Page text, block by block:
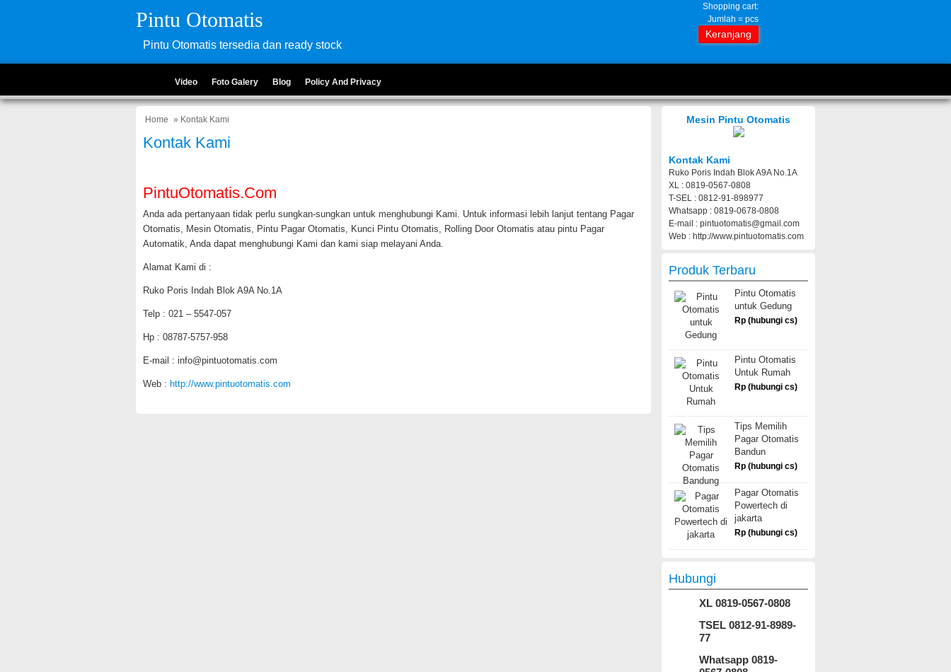
Pintu Otomatis
Pintu Otomatis tersedia dan ready stock
Shopping cart:
Jumlah = pcs
Keranjang
Video Foto Galery Blog Policy And Privacy
Home » Kontak Kami
Kontak Kami
PintuOtomatis.com
Anda ada pertanyaan tidak perlu sungkan-sungkan untuk menghubungi Kami. Untuk informasi lebih lanjut tentang Pagar
Otomatis, Mesin Otomatis, Pintu Pagar Otomatis, Kunci Pintu Otomatis, Rolling Door Otomatis atau pintu Pagar
Automatik, Anda dapat menghubungi Kami dan kami siap melayani Anda.
Alamat Kami di :
Ruko Poris Indah Blok A9A No.1A
Telp : 021 – 5547-057
Hp : 08787-5757-958
E-mail : info@pintuotomatis.com
Web : http://www.pintuotomatis.com
Mesin Pintu Otomatis
Kontak Kami
Ruko Poris Indah Blok A9A No.1A
XL : 0819-0567-0808
T-SEL : 0812-91-898977
Whatsapp : 0819-0678-0808
E-mail : pintuotomatis@gmail.com
Web : http://www.pintuotomatis.com
Produk Terbaru
Pintu Otomatis
untuk Gedung
Rp (hubungi cs)
Pintu Otomatis
Untuk Rumah
Rp (hubungi cs)
Tips Memilih
Pagar Otomatis
Bandun
Rp (hubungi cs)
Pagar Otomatis
Powertech di
jakarta
Rp (hubungi cs)
Hubungi
XL 0819-0567-0808
TSEL 0812-91-8989-
77
Whatsapp 0819-